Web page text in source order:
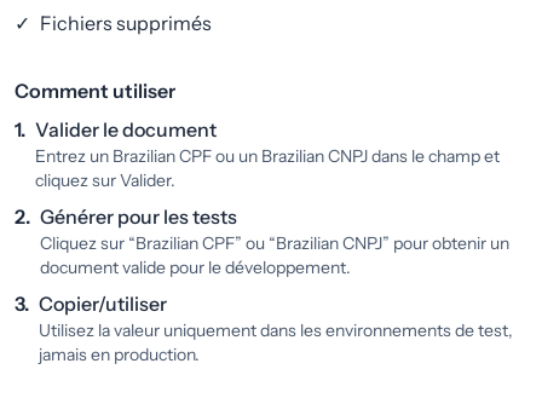
✓ Fichiers supprimés
Comment utiliser
1. Valider le document
Entrez un Brazilian CPF ou un Brazilian CNPJ dans le champ et
cliquez sur Valider.
2. Générer pour les tests
Cliquez sur “Brazilian CPF” ou “Brazilian CNPJ” pour obtenir un
document valide pour le développement.
3. Copier/utiliser
Utilisez la valeur uniquement dans les environnements de test,
jamais en production.